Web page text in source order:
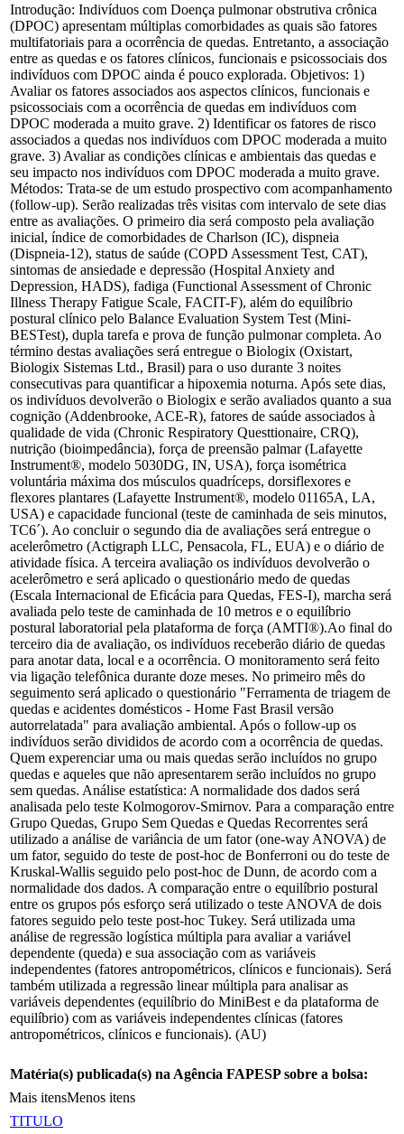
Introdução: Indivíduos com Doença pulmonar obstrutiva crônica
(DPOC) apresentam múltiplas comorbidades as quais são fatores
multifatoriais para a ocorrência de quedas. Entretanto, a associação
entre as quedas e os fatores clínicos, funcionais e psicossociais dos
indivíduos com DPOC ainda é pouco explorada. Objetivos: 1)
Avaliar os fatores associados aos aspectos clínicos, funcionais e
psicossociais com a ocorrência de quedas em indivíduos com
DPOC moderada a muito grave. 2) Identificar os fatores de risco
associados a quedas nos indivíduos com DPOC moderada a muito
grave. 3) Avaliar as condições clínicas e ambientais das quedas e
seu impacto nos indivíduos com DPOC moderada a muito grave.
Métodos: Trata-se de um estudo prospectivo com acompanhamento
(follow-up). Serão realizadas três visitas com intervalo de sete dias
entre as avaliações. O primeiro dia será composto pela avaliação
inicial, índice de comorbidades de Charlson (IC), dispneia
(Dispneia-12), status de saúde (COPD Assessment Test, CAT),
sintomas de ansiedade e depressão (Hospital Anxiety and
Depression, HADS), fadiga (Functional Assessment of Chronic
Illness Therapy Fatigue Scale, FACIT-F), além do equilíbrio
postural clínico pelo Balance Evaluation System Test (Mini-
BESTest), dupla tarefa e prova de função pulmonar completa. Ao
término destas avaliações será entregue o Biologix (Oxistart,
Biologix Sistemas Ltd., Brasil) para o uso durante 3 noites
consecutivas para quantificar a hipoxemia noturna. Após sete dias,
os indivíduos devolverão o Biologix e serão avaliados quanto a sua
cognição (Addenbrooke, ACE-R), fatores de saúde associados à
qualidade de vida (Chronic Respiratory Questtionaire, CRQ),
nutrição (bioimpedância), força de preensão palmar (Lafayette
Instrument®, modelo 5030DG, IN, USA), força isométrica
voluntária máxima dos músculos quadríceps, dorsiflexores e
flexores plantares (Lafayette Instrument®, modelo 01165A, LA,
USA) e capacidade funcional (teste de caminhada de seis minutos,
TC6´). Ao concluir o segundo dia de avaliações será entregue o
acelerômetro (Actigraph LLC, Pensacola, FL, EUA) e o diário de
atividade física. A terceira avaliação os indivíduos devolverão o
acelerômetro e será aplicado o questionário medo de quedas
(Escala Internacional de Eficácia para Quedas, FES-I), marcha será
avaliada pelo teste de caminhada de 10 metros e o equilíbrio
postural laboratorial pela plataforma de força (AMTI®).Ao final do
terceiro dia de avaliação, os indivíduos receberão diário de quedas
para anotar data, local e a ocorrência. O monitoramento será feito
via ligação telefônica durante doze meses. No primeiro mês do
seguimento será aplicado o questionário "Ferramenta de triagem de
quedas e acidentes domésticos - Home Fast Brasil versão
autorrelatada" para avaliação ambiental. Após o follow-up os
indivíduos serão divididos de acordo com a ocorrência de quedas.
Quem experenciar uma ou mais quedas serão incluídos no grupo
quedas e aqueles que não apresentarem serão incluídos no grupo
sem quedas. Análise estatística: A normalidade dos dados será
analisada pelo teste Kolmogorov-Smirnov. Para a comparação entre
Grupo Quedas, Grupo Sem Quedas e Quedas Recorrentes será
utilizado a análise de variância de um fator (one-way ANOVA) de
um fator, seguido do teste de post-hoc de Bonferroni ou do teste de
Kruskal-Wallis seguido pelo post-hoc de Dunn, de acordo com a
normalidade dos dados. A comparação entre o equilíbrio postural
entre os grupos pós esforço será utilizado o teste ANOVA de dois
fatores seguido pelo teste post-hoc Tukey. Será utilizada uma
análise de regressão logística múltipla para avaliar a variável
dependente (queda) e sua associação com as variáveis
independentes (fatores antropométricos, clínicos e funcionais). Será
também utilizada a regressão linear múltipla para analisar as
variáveis dependentes (equilíbrio do MiniBest e da plataforma de
equilíbrio) com as variáveis independentes clínicas (fatores
antropométricos, clínicos e funcionais). (AU)
Matéria(s) publicada(s) na Agência FAPESP sobre a bolsa:
Mais itensMenos itens
TITULO